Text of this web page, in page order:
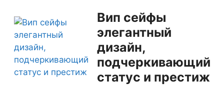
содержимому
Вип сейфы
элегантный
дизайн,
подчеркивающий
статус и престиж